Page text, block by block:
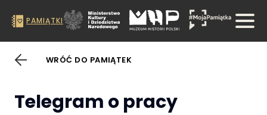
PAMIĄTKI
WRÓĆ DO PAMIĄTEK
Telegram o pracy